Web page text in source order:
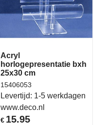
Acryl
horlogepresentatie bxh
25x30 cm
€ 15.95
15406053
Levertijd: 1-5 werkdagen
www.deco.nl